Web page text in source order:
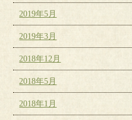
2019年5月
2019年3月
2018年12月
2018年5月
2018年1月